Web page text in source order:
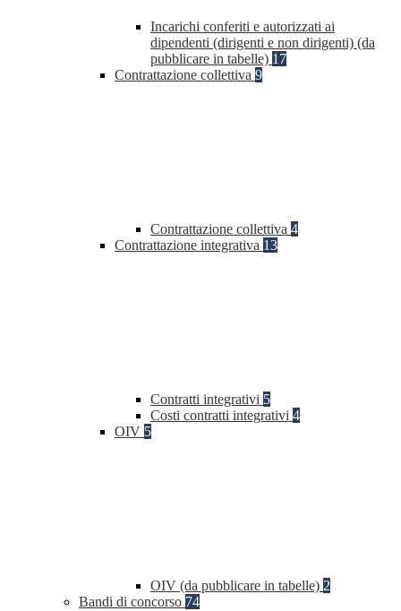
Incarichi conferiti e autorizzati ai
dipendenti (dirigenti e non dirigenti) (da
pubblicare in tabelle) 17
Contrattazione collettiva 9
Contrattazione collettiva 4
Contrattazione integrativa 13
Contratti integrativi 5
Costi contratti integrativi 4
OIV 5
OIV (da pubblicare in tabelle) 2
Bandi di concorso 74